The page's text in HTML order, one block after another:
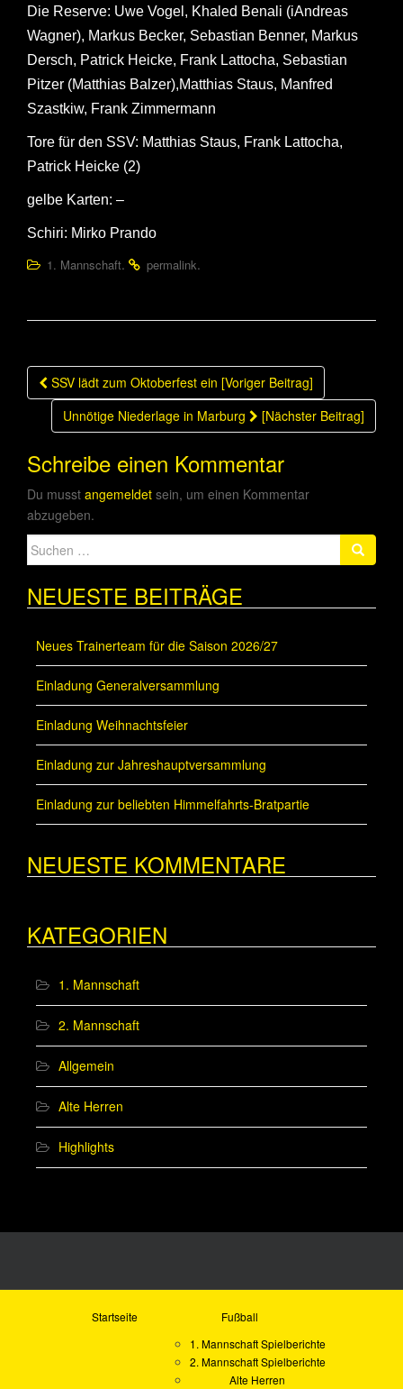
Die Reserve: Uwe Vogel, Khaled Benali (iAndreas
Wagner), Markus Becker, Sebastian Benner, Markus
Dersch, Patrick Heicke, Frank Lattocha, Sebastian
Pitzer (Matthias Balzer),Matthias Staus, Manfred
Szastkiw, Frank Zimmermann
Tore für den SSV: Matthias Staus, Frank Lattocha,
Patrick Heicke (2)
gelbe Karten: –
Schiri: Mirko Prando
1. Mannschaft. permalink.
Beitragsnavigation
SSV lädt zum Oktoberfest ein [Voriger Beitrag]
Unnötige Niederlage in Marburg
[Nächster Beitrag]
Schreibe einen Kommentar
Du musst angemeldet sein, um einen Kommentar
abzugeben.
Suche
nach:
NEUESTE BEITRÄGE
Neues Trainerteam für die Saison 2026/27
Einladung Generalversammlung
Einladung Weihnachtsfeier
Einladung zur Jahreshauptversammlung
Einladung zur beliebten Himmelfahrts-Bratpartie
NEUESTE KOMMENTARE
KATEGORIEN
1. Mannschaft
2. Mannschaft
Allgemein
Alte Herren
Highlights
Startseite
Fußball
1. Mannschaft Spielberichte
2. Mannschaft Spielberichte
Alte Herren